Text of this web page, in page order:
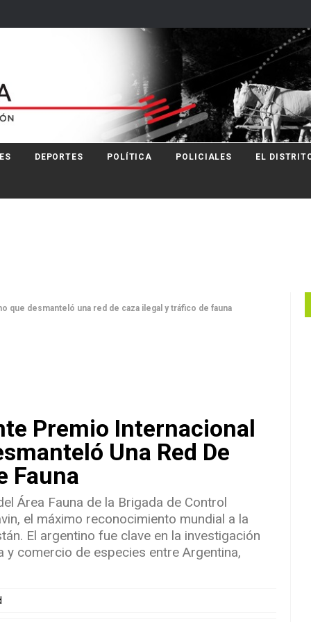
DEPORTES POLÍTICA POLICIALES EL
que desmanteló una red de caza ilegal y tráfico de fauna
Premio Internacional
Una Red De
Fauna
Área Fauna de la Brigada de Control
el máximo reconocimiento mundial a la
El argentino fue clave en la investigación
comercio de especies entre Argentina,